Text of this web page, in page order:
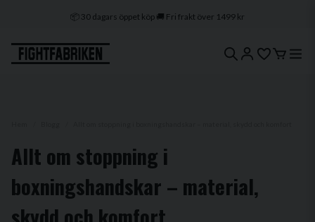
📦 30 dagars öppet köp 🚚 Fri frakt över 1499 kr
🚀 1–3 dagars leverans 🇸🇪 Svenskt lager
Allt om stoppning i
boxningshandskar – material,